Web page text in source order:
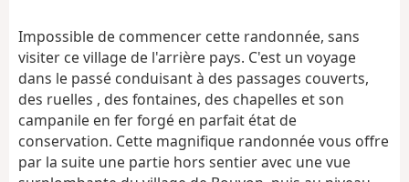
i
Impossible de commencer cette randonnée, sans
visiter ce village de l'arrière pays. C'est un voyage
dans le passé conduisant à des passages couverts,
des ruelles , des fontaines, des chapelles et son
campanile en fer forgé en parfait état de
conservation. Cette magnifique randonnée vous offre
par la suite une partie hors sentier avec une vue